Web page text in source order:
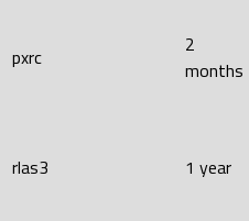
pxrc
2
months
rlas3 1 year